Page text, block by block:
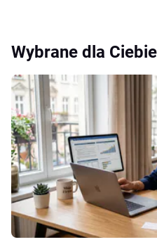
Wybrane dla Ciebie